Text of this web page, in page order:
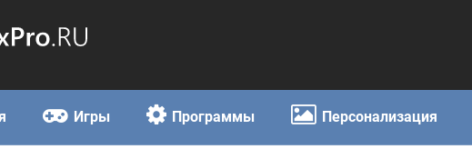
Игры Программы Персонализация